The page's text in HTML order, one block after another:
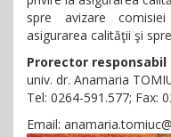
spre avizare
asigurarea calităţii şi
Prorector
univ. dr. Anamaria
Tel: 0264-591.577; Fax:
Email: